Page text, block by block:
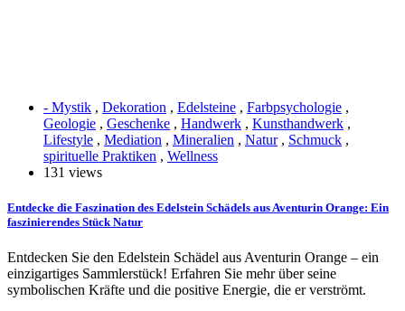
- Mystik , Dekoration , Edelsteine , Farbpsychologie ,
Geologie , Geschenke , Handwerk , Kunsthandwerk ,
Lifestyle , Mediation , Mineralien , Natur, Schmuck ,
spirituelle Praktiken , Wellness
131 views
Entdecke die Faszination des Edelstein Schädels aus Aventurin Orange: Ein
faszinierendes Stück Natur
Entdecken Sie den Edelstein Schädel aus Aventurin Orange – ein
einzigartiges Sammlerstück! Erfahren Sie mehr über seine
symbolischen Kräfte und die positive Energie, die er verströmt.